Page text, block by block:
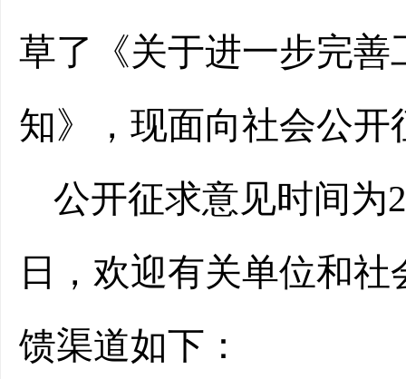
草了《关于进一步完
知》，现面向社会公开
公开征求意见时间为
日，欢迎有关单位和
馈渠道如下：